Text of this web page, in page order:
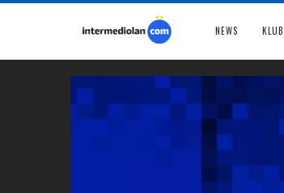
NEWS KLUB